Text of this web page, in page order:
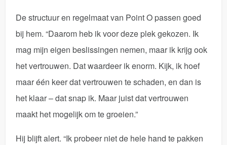
De structuur en regelmaat van Point O passen goed
bij hem. “Daarom heb ik voor deze plek gekozen. Ik
mag mijn eigen beslissingen nemen, maar ik krijg ook
het vertrouwen. Dat waardeer ik enorm. Kijk, ik hoef
maar één keer dat vertrouwen te schaden, en dan is
het klaar – dat snap ik. Maar juist dat vertrouwen
maakt het mogelijk om te groeien.”
Hij blijft alert. “Ik probeer niet de hele hand te pakken